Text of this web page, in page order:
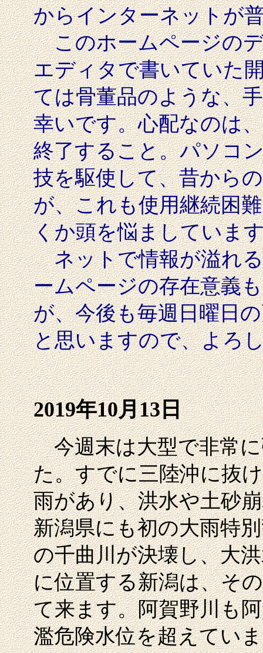
からインターネットが
このホームページのデ
エディタで書いていた
ては骨董品のような、
幸いです。心配なのは
終了すること。パソコ
技を駆使して、昔から
が、これも使用継続困
くか頭を悩ましていま
ネットで情報が溢れる
ームページの存在意義
が、今後も毎週日曜日
と思いますので、よろ
2019年10月13日
今週末は大型で非常に
た。すでに三陸沖に抜
雨があり、洪水や土砂
新潟県にも初の大雨特
の千曲川が決壊し、大
に位置する新潟は、そ
て来ます。阿賀野川も
濫危険水位を超えてい